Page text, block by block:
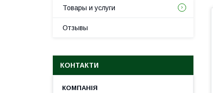
Товары и услуги
Отзывы
КОНТАКТИ